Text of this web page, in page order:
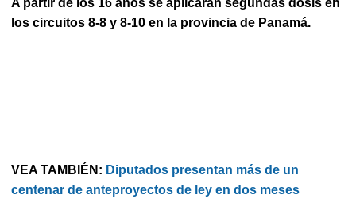
A partir de los 16 años se aplicarán segundas dosis en
los circuitos 8-8 y 8-10 en la provincia de Panamá.
VEA TAMBIÉN: Diputados presentan más de un
centenar de anteproyectos de ley en dos meses